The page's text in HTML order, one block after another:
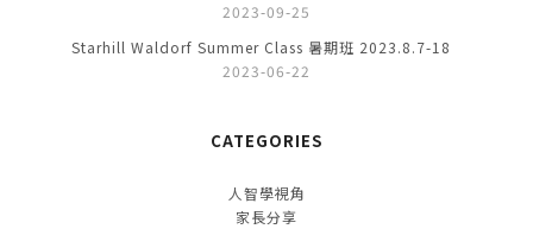
2023-09-25
Starhill Waldorf Summer Class 暑期班 2023.8.7-18
2023-06-22
CATEGORIES
人智學視角
家長分享